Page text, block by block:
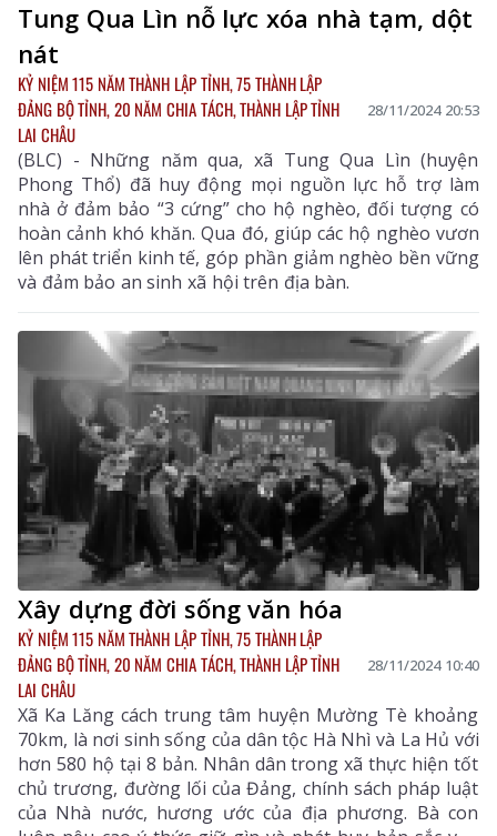
Tung Qua Lìn nỗ lực xóa nhà tạm, dột
nát
KỶ NIỆM 115 NĂM THÀNH LẬP TỈNH, 75 THÀNH LẬP
ĐẢNG BỘ TỈNH, 20 NĂM CHIA TÁCH, THÀNH LẬP TỈNH
LAI CHÂU
28/11/2024 20:53
(BLC) - Những năm qua, xã Tung Qua Lìn (huyện
Phong Thổ) đã huy động mọi nguồn lực hỗ trợ làm
nhà ở đảm bảo “3 cứng” cho hộ nghèo, đối tượng có
hoàn cảnh khó khăn. Qua đó, giúp các hộ nghèo vươn
lên phát triển kinh tế, góp phần giảm nghèo bền vững
và đảm bảo an sinh xã hội trên địa bàn.
Xây dựng đời sống văn hóa
KỶ NIỆM 115 NĂM THÀNH LẬP TỈNH, 75 THÀNH LẬP
ĐẢNG BỘ TỈNH, 20 NĂM CHIA TÁCH, THÀNH LẬP TỈNH
LAI CHÂU
28/11/2024 10:40
Xã Ka Lăng cách trung tâm huyện Mường Tè khoảng
70km, là nơi sinh sống của dân tộc Hà Nhì và La Hủ với
hơn 580 hộ tại 8 bản. Nhân dân trong xã thực hiện tốt
chủ trương, đường lối của Đảng, chính sách pháp luật
của Nhà nước, hương ước của địa phương. Bà con